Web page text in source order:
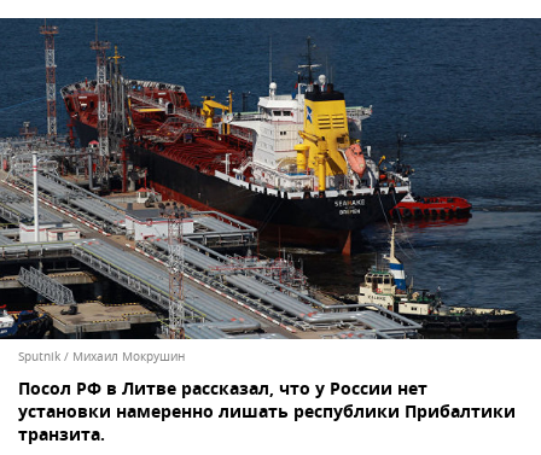
Sputnik / Михаил Мокрушин
Посол РФ в Литве рассказал, что у России нет
установки намеренно лишать республики Прибалтики
транзита.